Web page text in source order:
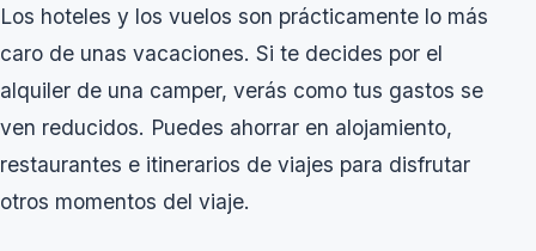
Los hoteles y los vuelos son prácticamente lo más
caro de unas vacaciones. Si te decides por el
alquiler de una camper, verás como tus gastos se
ven reducidos. Puedes ahorrar en alojamiento,
restaurantes e itinerarios de viajes para disfrutar
otros momentos del viaje.